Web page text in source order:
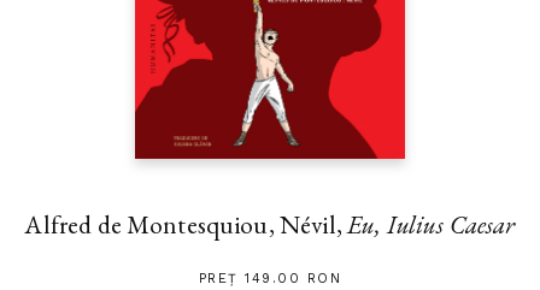
Alfred de Montesquiou, Névil,Eu, Iulius Caesar
PREȚ 149.00 RON